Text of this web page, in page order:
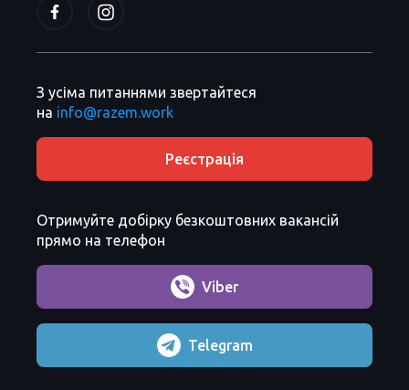
З усіма питаннями звертайтеся
на info@razem.work
Реєстрація
Отримуйте добірку безкоштовних вакансій
прямо на телефон
Viber
Telegram